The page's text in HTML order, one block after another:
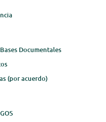
Documentales
(por acuerdo)